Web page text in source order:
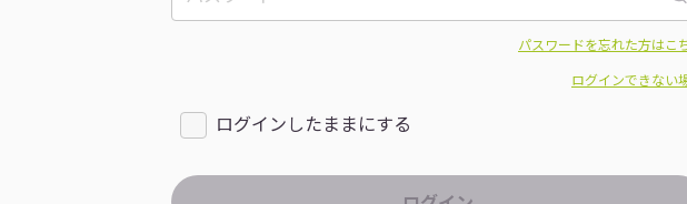
パスワードを忘れた方はこ
ログインできない
ログインしたままにする